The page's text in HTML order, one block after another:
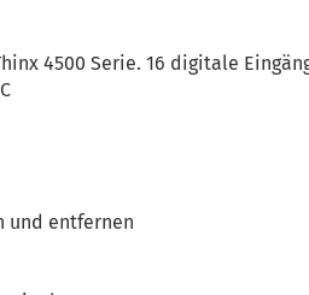
4500 Serie. 16 digitale
und entfernen